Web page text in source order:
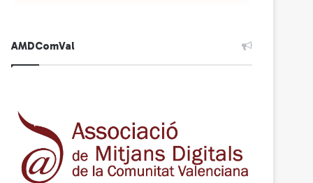
AMDComVal